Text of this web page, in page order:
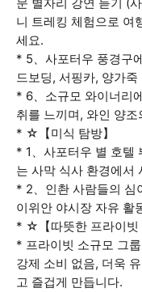
니 트레킹 체험으로 여
세요.
* 5、사포터우 풍경구
드보딩, 서핑카, 양가
* 6、소규모 와이너리
취를 느끼며, 와인 양
* ☆【미식 탐방】
* 1、사포터우 별 호텔
는 사막 식사 환경에서
* 2、인촨 사람들의
이위안 야시장 자유 활
* ☆【따뜻한 프라이빗
* 프라이빗 소규모 그
강제 소비 없음, 더욱
고 즐겁게 만듭니다.